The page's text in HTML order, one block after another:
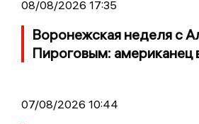
08/08/2026 17:35
Воронежская неделя с
Пироговым: американец
07/08/2026 10:44